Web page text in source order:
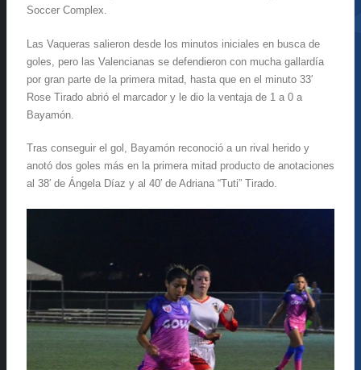
Soccer Complex.
Las Vaqueras salieron desde los minutos iniciales en busca de
goles, pero las Valencianas se defendieron con mucha gallardía
por gran parte de la primera mitad, hasta que en el minuto 33′
Rose Tirado abrió el marcador y le dio la ventaja de 1 a 0 a
Bayamón.
Tras conseguir el gol, Bayamón reconoció a un rival herido y
anotó dos goles más en la primera mitad producto de anotaciones
al 38′ de Ángela Díaz y al 40′ de Adriana “Tuti” Tirado.